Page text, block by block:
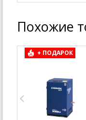
Похожие
+ ПОДАРОК